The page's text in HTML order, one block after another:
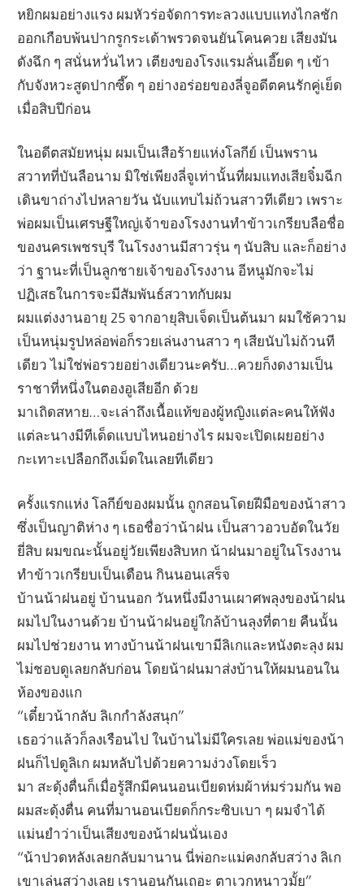
หยิกผมอย่างแรง ผมหัวร่อจัดการทะลวงแบบแทงไกลชัก
ออกเกือบพ้นปากรูกระเด้าพรวดจนยันโคนควย เสียงมัน
ดังฉึก ๆ สนั่นหวั่นไหว เตียงของโรงแรมลั่นเอี๊ยด ๆ เข้า
กับจังหวะสูดปากซี๊ด ๆ อย่างอร่อยของลี่จูอดีตคนรักคู่เย็ด
เมื่อสิบปีก่อน
ในอดีตสมัยหนุ่ม ผมเป็นเสือร้ายแห่งโลกีย์ เป็นพราน
สวาทที่บันลือนาม มิใช่เพียงลี่จูเท่านั้นที่ผมแทงเสียจิ๋มฉีก
เดินขาถ่างไปหลายวัน นับแทบไม่ถ้วนสาวทีเดียว เพราะ
พ่อผมเป็นเศรษฐีใหญ่เจ้าของโรงงานทำข้าวเกรียบลือชื่อ
ของนครเพชรบุรี ในโรงงานมีสาวรุ่น ๆ นับสิบ และก็อย่าง
ว่า ฐานะที่เป็นลูกชายเจ้าของโรงงาน อีหนูมักจะไม่
ปฏิเสธในการจะมีสัมพันธ์สวาทกับผม
ผมแต่งงานอายุ 25 จากอายุสิบเจ็ดเป็นต้นมา ผมใช้ความ
เป็นหนุ่มรูปหล่อพ่อก็รวยเล่นงานสาว ๆ เสียนับไม่ถ้วนที
เดียว ไม่ใช่พ่อรวยอย่างเดียวนะครับ…ควยก็งดงามเป็น
ราชาที่หนึ่งในตองอูเสียอีก ด้วย
มาเถิดสหาย…จะเล่าถึงเนื้อแท้ของผู้หญิงแต่ละคนให้ฟัง
แต่ละนางมีทีเด็ดแบบไหนอย่างไร ผมจะเปิดเผยอย่าง
กะเทาะเปลือกถึงเม็ดในเลยทีเดียว
ครั้งแรกแห่ง โลกีย์ของผมนั้น ถูกสอนโดยฝีมือของน้าสาว
ซึ่งเป็นญาติห่าง ๆ เธอชื่อว่าน้าฝน เป็นสาวอวบอัดในวัย
ยี่สิบ ผมขณะนั้นอยู่วัยเพียงสิบหก น้าฝนมาอยู่ในโรงงาน
ทำข้าวเกรียบเป็นเดือน กินนอนเสร็จ
บ้านน้าฝนอยู่ บ้านนอก วันหนึ่งมีงานเผาศพลุงของน้าฝน
ผมไปในงานด้วย บ้านน้าฝนอยู่ใกล้บ้านลุงที่ตาย คืนนั้น
ผมไปช่วยงาน ทางบ้านน้าฝนเขามีลิเกและหนังตะลุง ผม
ไม่ชอบดูเลยกลับก่อน โดยน้าฝนมาส่งบ้านให้ผมนอนใน
ห้องของแก
“เดี๋ยวน้ากลับ ลิเกกำลังสนุก”
เธอว่าแล้วก็ลงเรือนไป ในบ้านไม่มีใครเลย พ่อแม่ของน้า
ฝนก็ไปดูลิเก ผมหลับไปด้วยความง่วงโดยเร็ว
มา สะดุ้งตื่นก็เมื่อรู้สึกมีคนนอนเบียดห่มผ้าห่มร่วมกัน พอ
ผมสะดุ้งตื่น คนที่มานอนเบียดก็กระซิบเบา ๆ ผมจำได้
แม่นยำว่าเป็นเสียงของน้าฝนนั่นเอง
“น้าปวดหลังเลยกลับมานาน นี่พ่อกะแม่คงกลับสว่าง ลิเก
เขาเล่นสว่างเลย เรานอนกันเถอะ ตาเวกหนาวมั้ย”